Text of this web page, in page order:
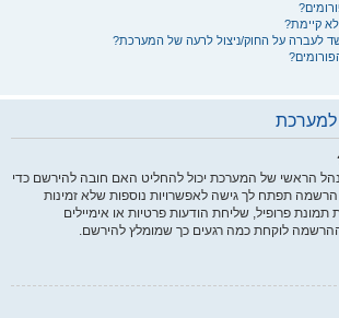
קיימת?
לעברה על החוק/ניצול לרעה של המערכת?
הראשי של המערכת יכול להחליט האם חובה להירשם כדי
תפתח לך גישה לאפשרויות נוספות שלא זמינות
פרופיל, שליחת הודעות פרטיות או אימיילים
לוקחת כמה רגעים כך שמומלץ להירשם.